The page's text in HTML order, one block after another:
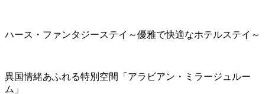
ハース・ファンタジーステイ～優雅で快適なホテルステイ～
異国情緒あふれる特別空間「アラビアン・ミラージュルー
ム」